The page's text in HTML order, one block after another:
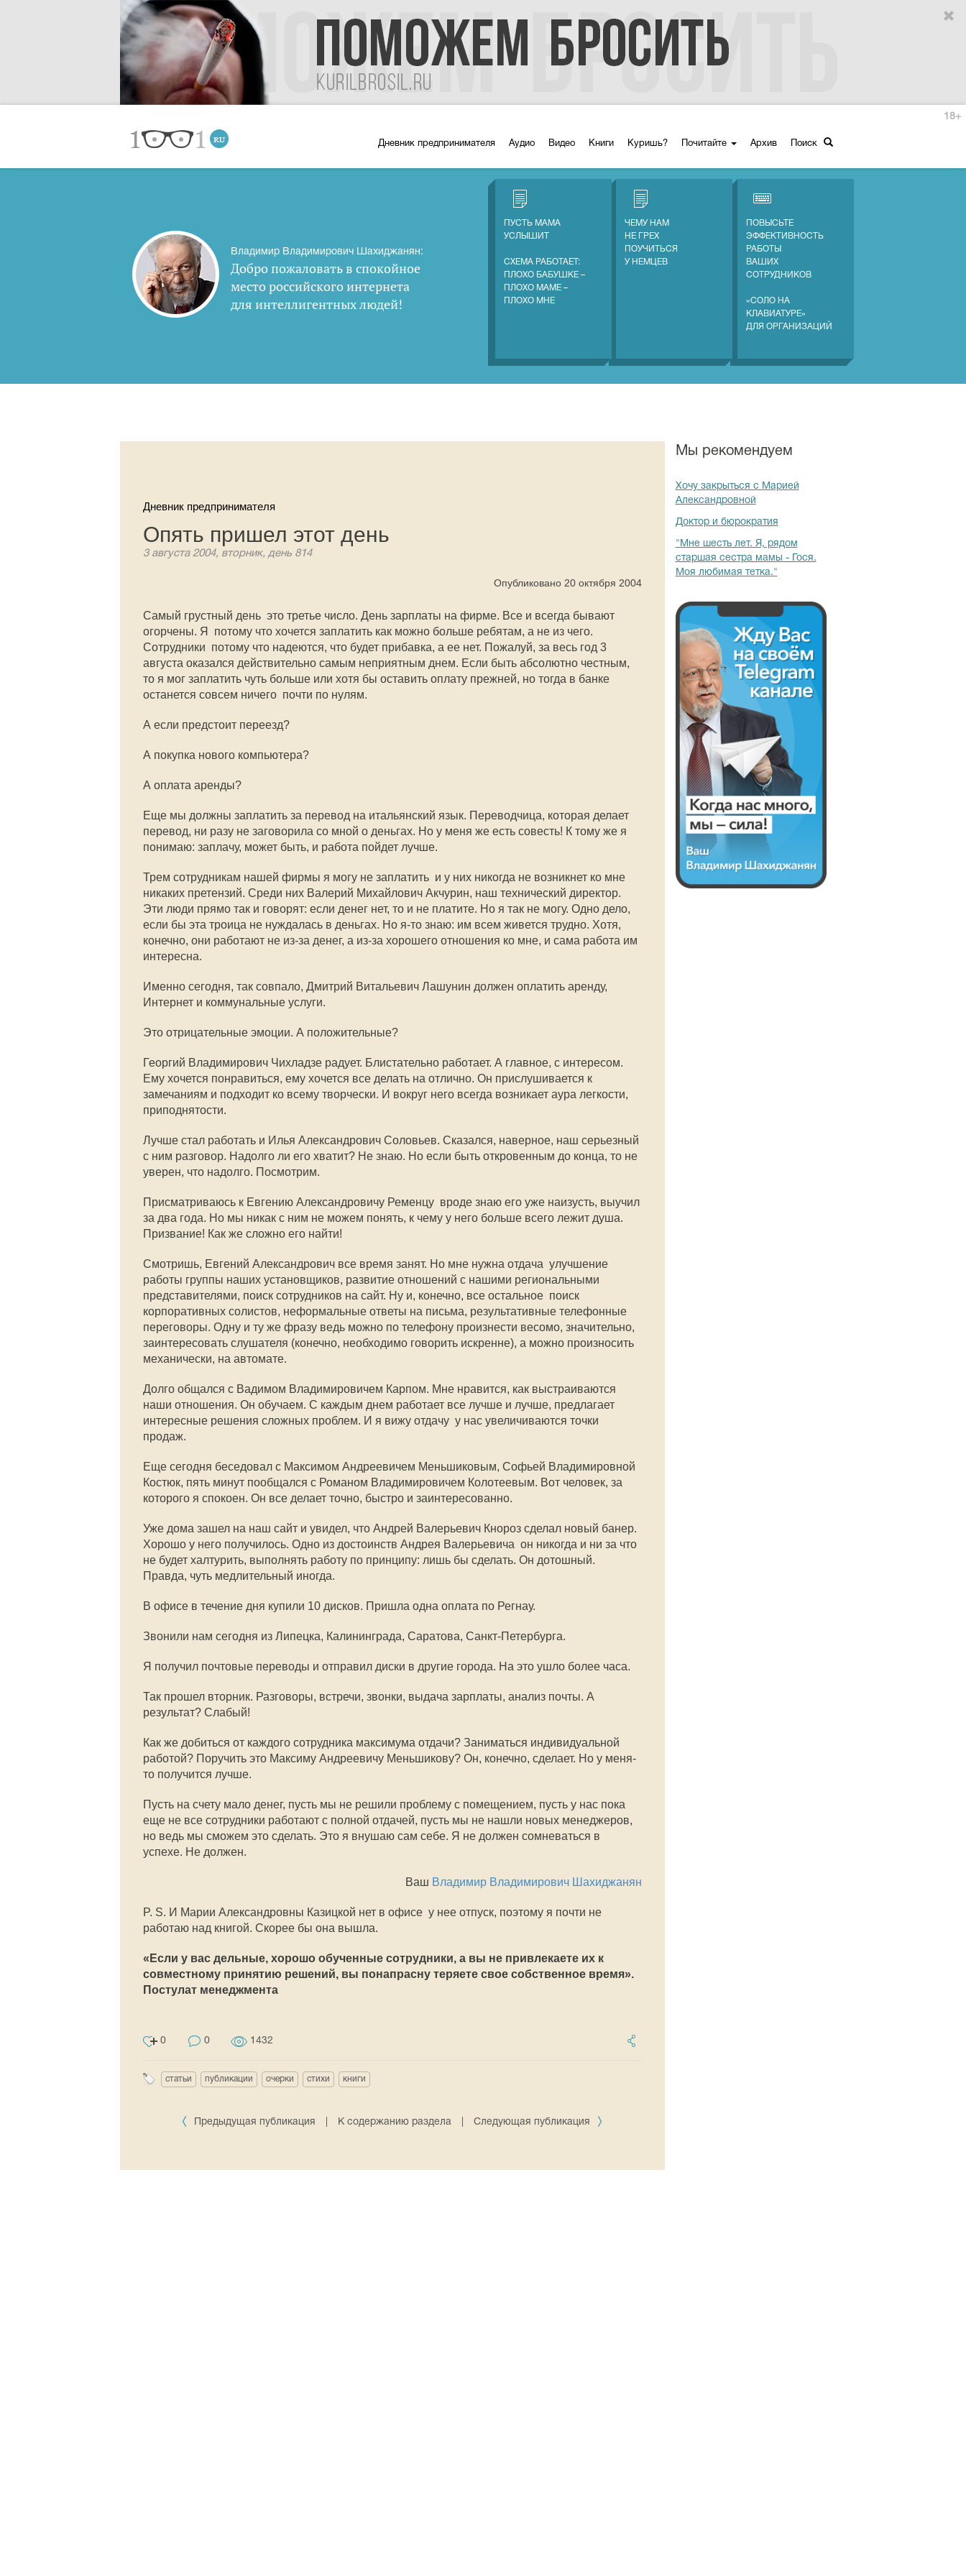
Дневник предпринимателя Аудио Видео Книги Куришь? Почитайте Архив Поиск
18+
Владимир Владимирович Шахиджанян:
Добро пожаловать в спокойное
место российского интернета
для интеллигентных людей!
ПУСТЬ МАМА
УСЛЫШИТ
СХЕМА РАБОТАЕТ:
ПЛОХО БАБУШКЕ –
ПЛОХО МАМЕ –
ПЛОХО МНЕ
ЧЕМУ НАМ
НЕ ГРЕХ
ПОУЧИТЬСЯ
У НЕМЦЕВ
ПОВЫСЬТЕ
ЭФФЕКТИВНОСТЬ
РАБОТЫ
ВАШИХ
СОТРУДНИКОВ
«СОЛО НА
КЛАВИАТУРЕ»
ДЛЯ ОРГАНИЗАЦИЙ
Дневник предпринимателя
Опять пришел этот день
3 августа 2004, вторник, день 814
Опубликовано 20 октября 2004
Самый грустный день  это третье число. День зарплаты на фирме. Все и всегда бывают
огорчены. Я  потому что хочется заплатить как можно больше ребятам, а не из чего.
Сотрудники  потому что надеются, что будет прибавка, а ее нет. Пожалуй, за весь год 3
августа оказался действительно самым неприятным днем. Если быть абсолютно честным,
то я мог заплатить чуть больше или хотя бы оставить оплату прежней, но тогда в банке
останется совсем ничего  почти по нулям.
А если предстоит переезд?
А покупка нового компьютера?
А оплата аренды?
Еще мы должны заплатить за перевод на итальянский язык. Переводчица, которая делает
перевод, ни разу не заговорила со мной о деньгах. Но у меня же есть совесть! К тому же я
понимаю: заплачу, может быть, и работа пойдет лучше.
Трем сотрудникам нашей фирмы я могу не заплатить  и у них никогда не возникнет ко мне
никаких претензий. Среди них Валерий Михайлович Акчурин, наш технический директор.
Эти люди прямо так и говорят: если денег нет, то и не платите. Но я так не могу. Одно дело,
если бы эта троица не нуждалась в деньгах. Но я-то знаю: им всем живется трудно. Хотя,
конечно, они работают не из-за денег, а из-за хорошего отношения ко мне, и сама работа им
интересна.
Именно сегодня, так совпало, Дмитрий Витальевич Лашунин должен оплатить аренду,
Интернет и коммунальные услуги.
Это отрицательные эмоции. А положительные?
Георгий Владимирович Чихладзе радует. Блистательно работает. А главное, с интересом.
Ему хочется понравиться, ему хочется все делать на отлично. Он прислушивается к
замечаниям и подходит ко всему творчески. И вокруг него всегда возникает аура легкости,
приподнятости.
Лучше стал работать и Илья Александрович Соловьев. Сказался, наверное, наш серьезный
с ним разговор. Надолго ли его хватит? Не знаю. Но если быть откровенным до конца, то не
уверен, что надолго. Посмотрим.
Присматриваюсь к Евгению Александровичу Ременцу  вроде знаю его уже наизусть, выучил
за два года. Но мы никак с ним не можем понять, к чему у него больше всего лежит душа.
Призвание! Как же сложно его найти!
Смотришь, Евгений Александрович все время занят. Но мне нужна отдача  улучшение
работы группы наших установщиков, развитие отношений с нашими региональными
представителями, поиск сотрудников на сайт. Ну и, конечно, все остальное  поиск
корпоративных солистов, неформальные ответы на письма, результативные телефонные
переговоры. Одну и ту же фразу ведь можно по телефону произнести весомо, значительно,
заинтересовать слушателя (конечно, необходимо говорить искренне), а можно произносить
механически, на автомате.
Долго общался с Вадимом Владимировичем Карпом. Мне нравится, как выстраиваются
наши отношения. Он обучаем. С каждым днем работает все лучше и лучше, предлагает
интересные решения сложных проблем. И я вижу отдачу  у нас увеличиваются точки
продаж.
Еще сегодня беседовал с Максимом Андреевичем Меньшиковым, Софьей Владимировной
Костюк, пять минут пообщался с Романом Владимировичем Колотеевым. Вот человек, за
которого я спокоен. Он все делает точно, быстро и заинтересованно.
Уже дома зашел на наш сайт и увидел, что Андрей Валерьевич Кнороз сделал новый банер.
Хорошо у него получилось. Одно из достоинств Андрея Валерьевича  он никогда и ни за что
не будет халтурить, выполнять работу по принципу: лишь бы сделать. Он дотошный.
Правда, чуть медлительный иногда.
В офисе в течение дня купили 10 дисков. Пришла одна оплата по Регнау.
Звонили нам сегодня из Липецка, Калининграда, Саратова, Санкт-Петербурга.
Я получил почтовые переводы и отправил диски в другие города. На это ушло более часа.
Так прошел вторник. Разговоры, встречи, звонки, выдача зарплаты, анализ почты. А
результат? Слабый!
Как же добиться от каждого сотрудника максимума отдачи? Заниматься индивидуальной
работой? Поручить это Максиму Андреевичу Меньшикову? Он, конечно, сделает. Но у меня-
то получится лучше.
Пусть на счету мало денег, пусть мы не решили проблему с помещением, пусть у нас пока
еще не все сотрудники работают с полной отдачей, пусть мы не нашли новых менеджеров,
но ведь мы сможем это сделать. Это я внушаю сам себе. Я не должен сомневаться в
успехе. Не должен.
Ваш Владимир Владимирович Шахиджанян
P. S. И Марии Александровны Казицкой нет в офисе  у нее отпуск, поэтому я почти не
работаю над книгой. Скорее бы она вышла.
«Если у вас дельные, хорошо обученные сотрудники, а вы не привлекаете их к
совместному принятию решений, вы понапрасну теряете свое собственное время».
Постулат менеджмента
0 0 1432
статьи публикации очерки стихи книги
Предыдущая публикация К содержанию раздела Следующая публикация
Мы рекомендуем
Хочу закрыться с Марией
Александровной
Доктор и бюрократия
"Мне шесть лет. Я, рядом
старшая сестра мамы - Гося.
Моя любимая тетка."